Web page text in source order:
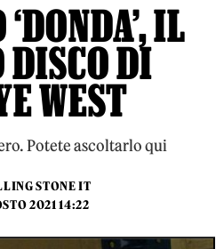
IL
DISCO DI
WEST
Potete ascoltarlo qui
STONE IT
2021 14:22